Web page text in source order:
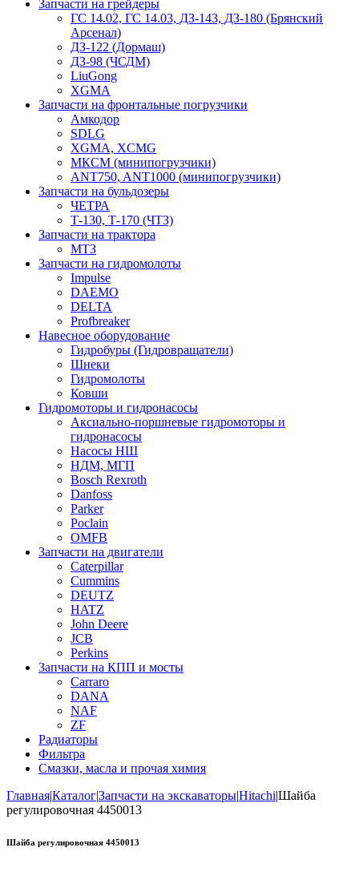
Запчасти на грейдеры
ГС 14.02, ГС 14.03, ДЗ-143, ДЗ-180 (Брянский
Арсенал)
ДЗ-122 (Дормаш)
ДЗ-98 (ЧСДМ)
LiuGong
XGMA
Запчасти на фронтальные погрузчики
Амкодор
SDLG
XGMA, XCMG
МКСМ (минипогрузчики)
ANT750, ANT1000 (минипогрузчики)
Запчасти на бульдозеры
ЧЕТРА
Т-130, Т-170 (ЧТЗ)
Запчасти на трактора
МТЗ
Запчасти на гидромолоты
Impulse
DAEMO
DELTA
Profbreaker
Навесное оборудование
Гидробуры (Гидровращатели)
Шнеки
Гидромолоты
Ковши
Гидромоторы и гидронасосы
Аксиально-поршневые гидромоторы и
гидронасосы
Насосы НШ
НДМ, МГП
Bosch Rexroth
Danfoss
Parker
Poclain
OMFB
Запчасти на двигатели
Caterpillar
Cummins
DEUTZ
HATZ
John Deere
JCB
Perkins
Запчасти на КПП и мосты
Carraro
DANA
NAF
ZF
Радиаторы
Фильтра
Смазки, масла и прочая химия
Главная|Каталог|Запчасти на экскаваторы|Hitachi|Шайба
регулировочная 4450013
Шайба регулировочная 4450013